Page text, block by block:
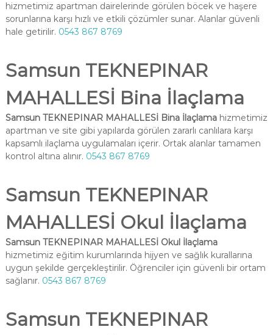
hizmetimiz apartman dairelerinde görülen böcek ve haşere
sorunlarına karşı hızlı ve etkili çözümler sunar. Alanlar güvenli
hale getirilir. 0543 867 8769
Samsun TEKNEPINAR
MAHALLESİ Bina İlaçlama
Samsun TEKNEPINAR MAHALLESİ Bina İlaçlamahizmetimiz
apartman ve site gibi yapılarda görülen zararlı canlılara karşı
kapsamlı ilaçlama uygulamaları içerir. Ortak alanlar tamamen
kontrol altına alınır. 0543 867 8769
Samsun TEKNEPINAR
MAHALLESİ Okul İlaçlama
Samsun TEKNEPINAR MAHALLESİ Okul İlaçlama
hizmetimiz eğitim kurumlarında hijyen ve sağlık kurallarına
uygun şekilde gerçekleştirilir. Öğrenciler için güvenli bir ortam
sağlanır. 0543 867 8769
Samsun TEKNEPINAR